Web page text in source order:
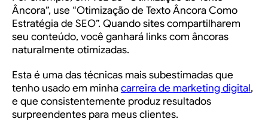
Âncora”, use “Otimização de Texto Âncora Como
Estratégia de SEO”. Quando sites compartilharem
seu conteúdo, você ganhará links com âncoras
naturalmente otimizadas.
Esta é uma das técnicas mais subestimadas que
tenho usado em minhacarreira de marketing digital,
e que consistentemente produz resultados
surpreendentes para meus clientes.